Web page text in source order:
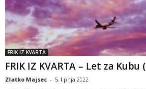
FRIK IZ KVARTA
FRIK IZ KVARTA – Let za Kubu
Zlatko Majsec - 5. lipnja 2022